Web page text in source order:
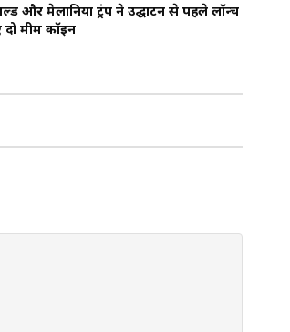
और मेलानिया ट्रंप ने उद्घाटन से पहले लॉन्च
दो मीम कॉइन